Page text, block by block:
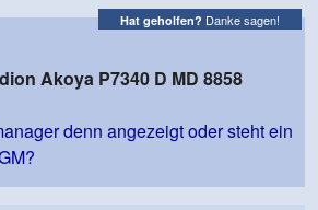
Hat geholfen? Danke sagen!
Akoya P7340 D MD 8858
denn angezeigt oder steht ein